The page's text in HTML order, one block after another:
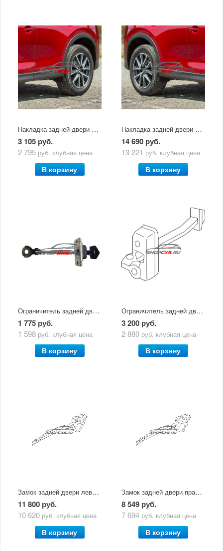
Накладка задней двери левой Mazda CX-5 (2017-по н.в.)
3 105 руб.
2 795 руб. клубная цена
В корзину
Накладка задней двери правой Mazda CX-5 (2017-по н.в.)
14 690 руб.
13 221 руб. клубная цена
В корзину
Ограничитель задней двери Mazda CX-5 (2011-2017)
1 775 руб.
1 598 руб. клубная цена
В корзину
Ограничитель задней двери Mazda CX-5 (2017-по н.в.)
3 200 руб.
2 880 руб. клубная цена
В корзину
Замок задней двери левой Mazda CX-5 (2011-2017)
11 800 руб.
10 620 руб. клубная цена
В корзину
Замок задней двери правой Mazda CX-5 (2011-2017)
8 549 руб.
7 694 руб. клубная цена
В корзину